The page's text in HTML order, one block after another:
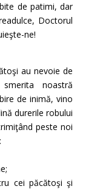
de patimi, dar
Doctorul
ne!
au nevoie de
noastră
de inimă, vino
durerile robului
peste noi
cei păcătoşi şi